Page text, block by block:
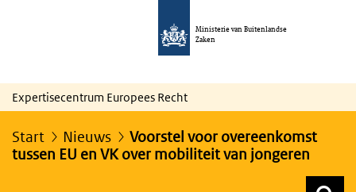
Ministerie van Buitenlandse
Zaken
Expertisecentrum Europees Recht
Start Nieuws
Voorstel voor overeenkomst
tussen EU en VK over mobiliteit van jongeren